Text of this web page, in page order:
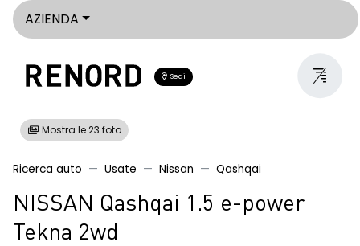
AZIENDA
Sedi
Mostra le 23 foto
Ricerca auto Usate Nissan Qashqai
NISSAN Qashqai 1.5 e-power
Tekna 2wd